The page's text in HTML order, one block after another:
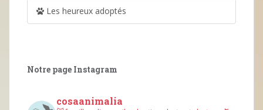
Les heureux adoptés
Notre page Instagram
cosaanimalia